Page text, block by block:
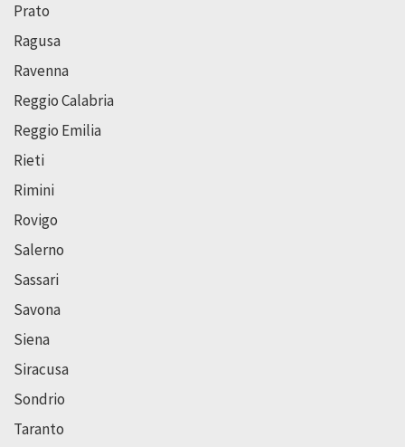
Prato
Ragusa
Ravenna
Reggio Calabria
Reggio Emilia
Rieti
Rimini
Rovigo
Salerno
Sassari
Savona
Siena
Siracusa
Sondrio
Taranto